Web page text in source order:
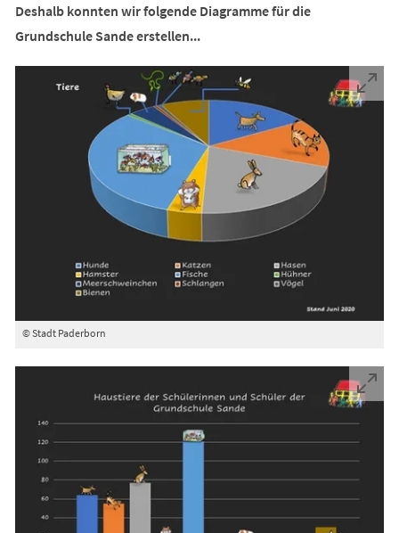
Deshalb konnten wir folgende Diagramme für die
Grundschule Sande erstellen...
© Stadt Paderborn